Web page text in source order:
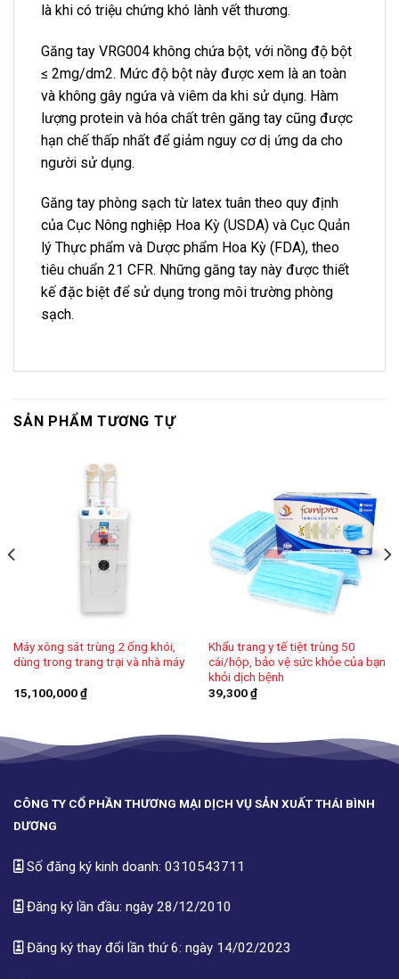
là khi có triệu chứng khó lành vết thương.
Găng tay VRG004 không chứa bột, với nồng độ bột
≤ 2mg/dm2. Mức độ bột này được xem là an toàn
và không gây ngứa và viêm da khi sử dụng. Hàm
lượng protein và hóa chất trên găng tay cũng được
hạn chế thấp nhất để giảm nguy cơ dị ứng da cho
người sử dụng.
Găng tay phòng sạch từ latex tuân theo quy định
của Cục Nông nghiệp Hoa Kỳ (USDA) và Cục Quản
lý Thực phẩm và Dược phẩm Hoa Kỳ (FDA), theo
tiêu chuẩn 21 CFR. Những găng tay này được thiết
kế đặc biệt để sử dụng trong môi trường phòng
sạch.
SẢN PHẨM TƯƠNG TỰ
Máy xông sát trùng 2 ống khói,
dùng trong trang trại và nhà máy
15,100,000₫
Khẩu trang y tế tiệt trùng 50
cái/hộp, bảo vệ sức khỏe của bạn
khỏi dịch bệnh
39,300₫
CÔNG TY CỔ PHẦN THƯƠNG MẠI DỊCH VỤ SẢN XUẤT THÁI BÌNH
DƯƠNG
Số đăng ký kinh doanh: 0310543711
Đăng ký lần đầu: ngày 28/12/2010
Đăng ký thay đổi lần thứ 6: ngày 14/02/2023